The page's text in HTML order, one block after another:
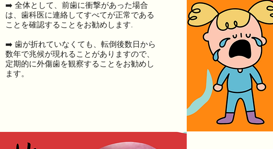
➡️ 全体として、前歯に衝撃があった場合
は、歯科医に連絡してすべてが正常である
ことを確認することをお勧めします.
➡️ 歯が折れていなくても、転倒後数日から
数年で兆候が現れることがありますので、
定期的に外傷歯を観察することをお勧めし
ます。